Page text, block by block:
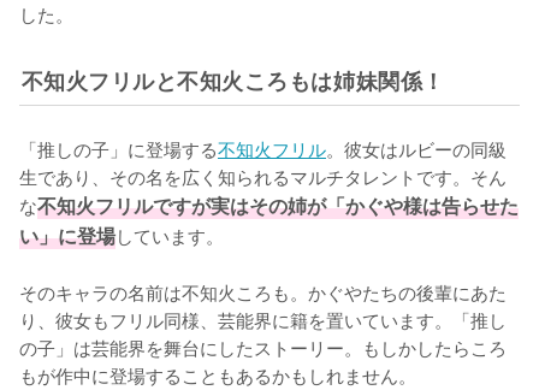
した。
不知火フリルと不知火ころもは姉妹関係！
「推しの子」に登場する不知火フリル。彼女はルビーの同級
生であり、その名を広く知られるマルチタレントです。そん
な不知火フリルですが実はその姉が「かぐや様は告らせた
い」に登場しています。
そのキャラの名前は不知火ころも。かぐやたちの後輩にあた
り、彼女もフリル同様、芸能界に籍を置いています。「推し
の子」は芸能界を舞台にしたストーリー。もしかしたらころ
もが作中に登場することもあるかもしれません。